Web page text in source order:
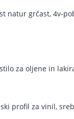
natur grčast, 4v-
za oljene in
profil za vinil,